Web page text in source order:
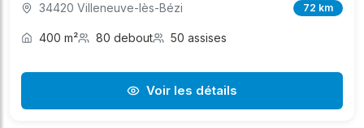
34420 Villeneuve-lès-Bézi 72 km
400 m² 80 debout 50 assises
Voir les détails